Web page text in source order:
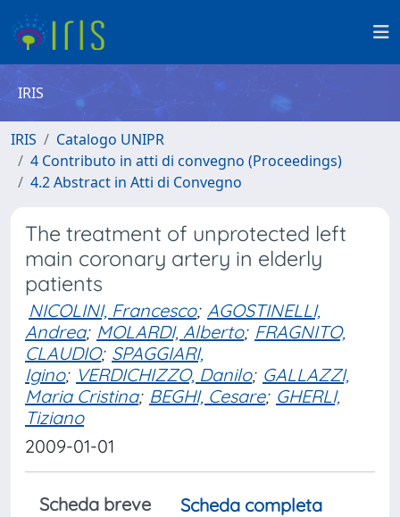
IRIS
IRIS
Catalogo UNIPR
4 Contributo in atti di convegno (Proceedings)
4.2 Abstract in Atti di Convegno
The treatment of unprotected left
main coronary artery in elderly
patients
NICOLINI, Francesco; AGOSTINELLI,
Andrea; MOLARDI, Alberto; FRAGNITO,
CLAUDIO; SPAGGIARI,
Igino; VERDICHIZZO, Danilo; GALLAZZI,
Maria Cristina; BEGHI, Cesare; GHERLI,
Tiziano
2009-01-01
Scheda breve
Scheda completa